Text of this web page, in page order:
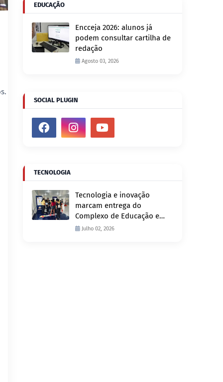
EDUCAÇÃO
Encceja 2026: alunos já
podem consultar cartilha de
redação
Agosto 03, 2026
SOCIAL PLUGIN
TECNOLOGIA
Tecnologia e inovação
marcam entrega do
Complexo de Educação e
Fiscalização de Trânsito
Julho 02, 2026